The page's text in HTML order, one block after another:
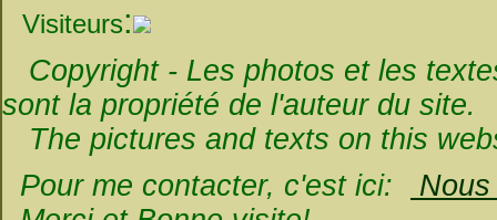
Visiteurs:
Copyright - Les photos et les
sont la propriété de l'auteur du site.
The pictures and texts on this
Pour me contacter, c'est ici: